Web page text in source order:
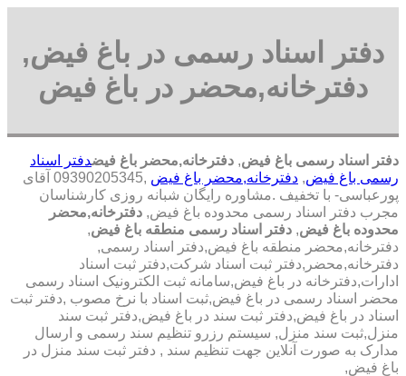
دفتر اسناد رسمی در باغ فیض,
دفترخانه,محضر در باغ فیض
دفتر اسناد رسمی باغ فیض, دفترخانه,محضر باغ فیضدفتر اسناد
رسمی باغ فیض, دفترخانه,محضر باغ فیض
,09390205345 آقای
پورعباسی- با تخفیف .مشاوره رايگان شبانه روزی کارشناسان
مجرب دفتر اسناد رسمی محدوده باغ فیض, دفترخانه,محضر
محدوده باغ فیض, دفتر اسناد رسمی منطقه باغ فیض,
دفترخانه,محضر منطقه باغ فیض,دفتر اسناد رسمی,
دفترخانه,محضر,دفتر ثبت اسناد شرکت,دفتر ثبت اسناد
ادارات,دفترخانه در باغ فیض,سامانه ثبت الکترونیک اسناد رسمی
محضر اسناد رسمی در باغ فیض,ثبت اسناد با نرخ مصوب ,دفتر ثبت
اسناد در باغ فیض,دفتر ثبت سند در باغ فیض,دفتر ثبت سند
منزل,ثبت سند منزل, سیستم رزرو تنظیم سند رسمی و ارسال
مدارک به صورت آنلاین جهت تنظیم سند , دفتر ثبت سند منزل در
باغ فیض,